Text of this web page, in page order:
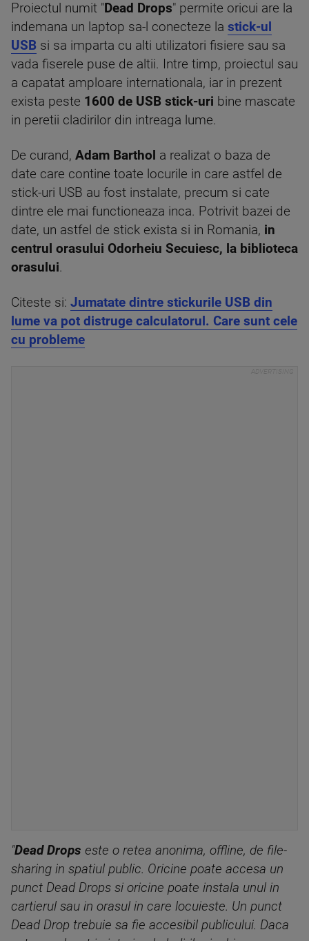
Proiectul numit "Dead Drops" permite oricui are la
indemana un laptop sa-l conecteze la stick-ul
USB si sa imparta cu alti utilizatori fisiere sau sa
vada fiserele puse de altii. Intre timp, proiectul sau
a capatat amploare internationala, iar in prezent
exista peste 1600 de USB stick-uri bine mascate
in peretii cladirilor din intreaga lume.
De curand, Adam Barthol a realizat o baza de
date care contine toate locurile in care astfel de
stick-uri USB au fost instalate, precum si cate
dintre ele mai functioneaza inca. Potrivit bazei de
date, un astfel de stick exista si in Romania, in
centrul orasului Odorheiu Secuiesc, la biblioteca
orasului.
Citeste si: Jumatate dintre stickurile USB din
lume va pot distruge calculatorul. Care sunt cele
cu probleme
"Dead Drops este o retea anonima, offline, de file-
sharing in spatiul public. Oricine poate accesa un
punct Dead Drops si oricine poate instala unul in
cartierul sau in orasul in care locuieste. Un punct
Dead Drop trebuie sa fie accesibil publicului. Daca